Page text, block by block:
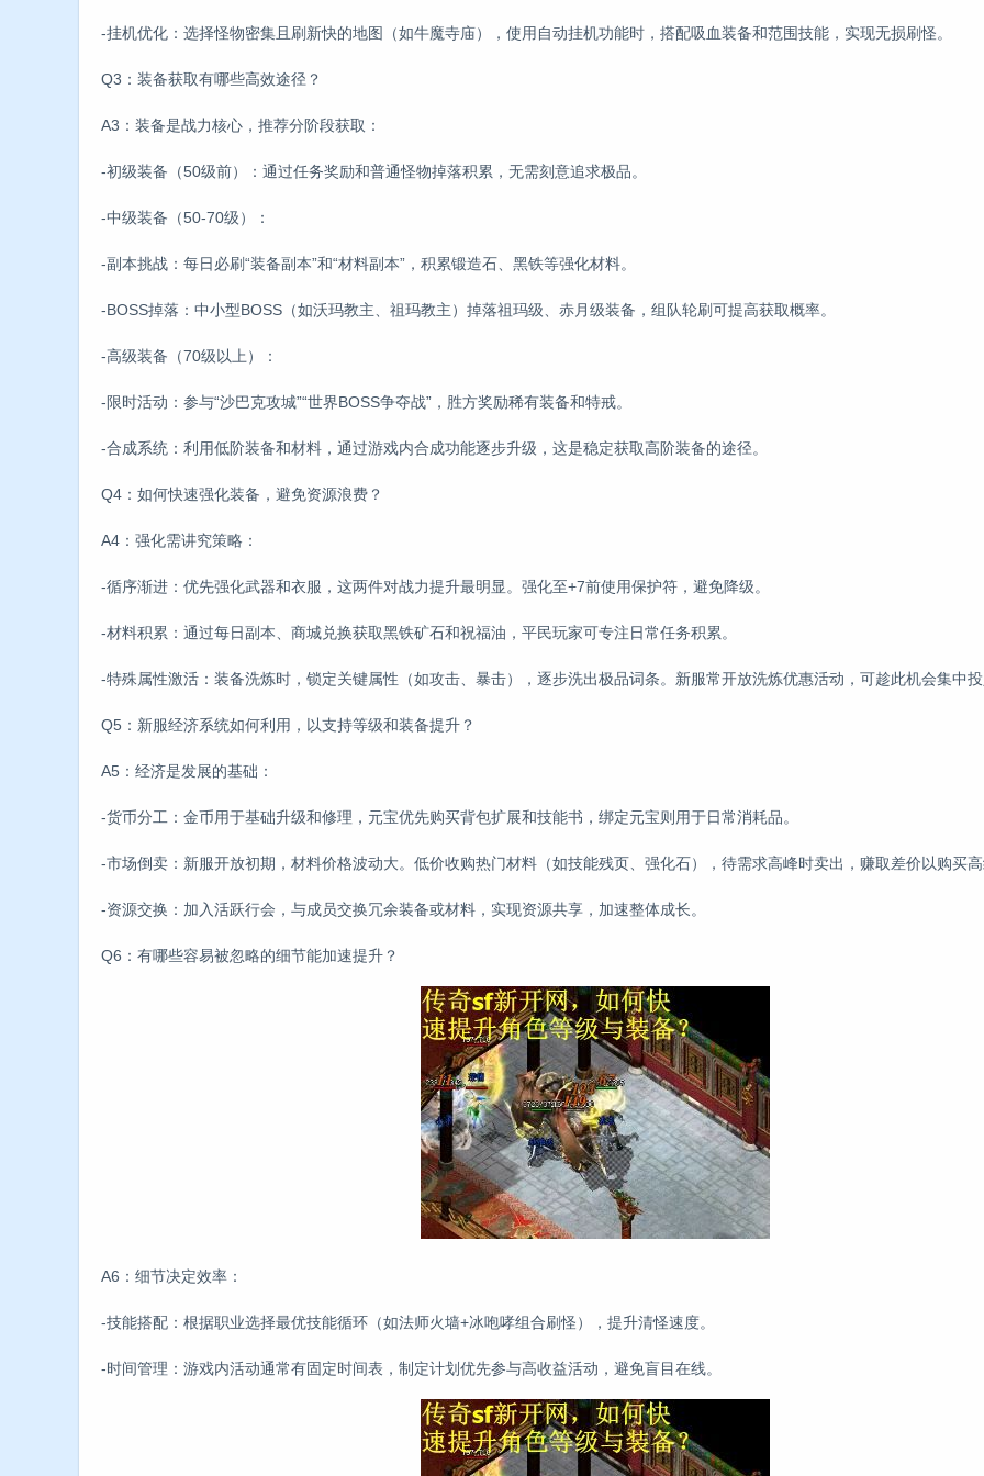
-挂机优化：选择怪物密集且刷新快的地图（如牛魔寺庙），使用自动挂机功能时，搭配吸血装备和范围技能，实现无损刷怪。
Q3：装备获取有哪些高效途径？
A3：装备是战力核心，推荐分阶段获取：
-初级装备（50级前）：通过任务奖励和普通怪物掉落积累，无需刻意追求极品。
-中级装备（50-70级）：
-副本挑战：每日必刷“装备副本”和“材料副本”，积累锻造石、黑铁等强化材料。
-BOSS掉落：中小型BOSS（如沃玛教主、祖玛教主）掉落祖玛级、赤月级装备，组队轮刷可提高获取概率。
-高级装备（70级以上）：
-限时活动：参与“沙巴克攻城”“世界BOSS争夺战”，胜方奖励稀有装备和特戒。
-合成系统：利用低阶装备和材料，通过游戏内合成功能逐步升级，这是稳定获取高阶装备的途径。
Q4：如何快速强化装备，避免资源浪费？
A4：强化需讲究策略：
-循序渐进：优先强化武器和衣服，这两件对战力提升最明显。强化至+7前使用保护符，避免降级。
-材料积累：通过每日副本、商城兑换获取黑铁矿石和祝福油，平民玩家可专注日常任务积累。
-特殊属性激活：装备洗炼时，锁定关键属性（如攻击、暴击），逐步洗出极品词条。新服常开放洗炼优惠活动，可趁此机会集中
Q5：新服经济系统如何利用，以支持等级和装备提升？
A5：经济是发展的基础：
-货币分工：金币用于基础升级和修理，元宝优先购买背包扩展和技能书，绑定元宝则用于日常消耗品。
-市场倒卖：新服开放初期，材料价格波动大。低价收购热门材料（如技能残页、强化石），待需求高峰时卖出，赚取差价以购买
-资源交换：加入活跃行会，与成员交换冗余装备或材料，实现资源共享，加速整体成长。
Q6：有哪些容易被忽略的细节能加速提升？
A6：细节决定效率：
-技能搭配：根据职业选择最优技能循环（如法师火墙+冰咆哮组合刷怪），提升清怪速度。
-时间管理：游戏内活动通常有固定时间表，制定计划优先参与高收益活动，避免盲目在线。